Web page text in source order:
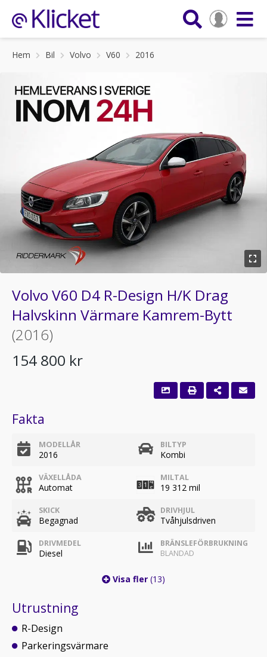
Hem Bil Volvo V60 2016
Volvo V60 D4 R-Design H/K Drag
Halvskinn Värmare Kamrem-Bytt
(2016)
154 800 kr
Fakta
MODELLÅR
2016
BILTYP
Kombi
VÄXELLÅDA
Automat
MILTAL
19 312 mil
SKICK
Begagnad
DRIVHJUL
Tvåhjulsdriven
DRIVMEDEL
Diesel
BRÄNSLEFÖRBRUKNING
BLANDAD
Visa fler (13)
Utrustning
R-Design
Parkeringsvärmare